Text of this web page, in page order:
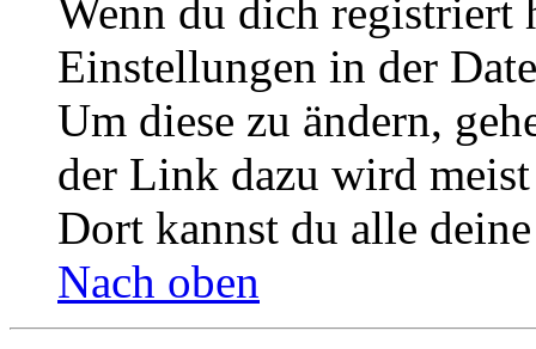
Wenn du dich registriert
Einstellungen in der
Um diese zu ändern,
der Link dazu wird
Dort kannst du alle
Nach oben